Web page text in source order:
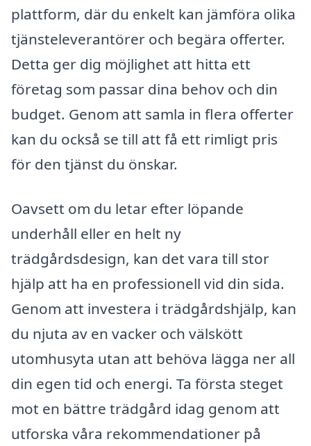
plattform, där du enkelt kan jämföra olika
tjänsteleverantörer och begära offerter.
Detta ger dig möjlighet att hitta ett
företag som passar dina behov och din
budget. Genom att samla in flera offerter
kan du också se till att få ett rimligt pris
för den tjänst du önskar.
Oavsett om du letar efter löpande
underhåll eller en helt ny
trädgårdsdesign, kan det vara till stor
hjälp att ha en professionell vid din sida.
Genom att investera i trädgårdshjälp, kan
du njuta av en vacker och välskött
utomhusyta utan att behöva lägga ner all
din egen tid och energi. Ta första steget
mot en bättre trädgård idag genom att
utforska våra rekommendationer på